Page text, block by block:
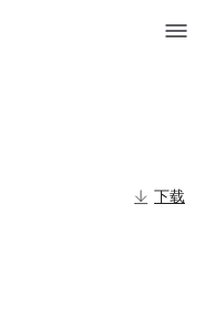
下载